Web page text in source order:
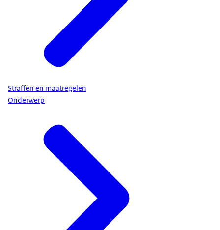
Straffen en maatregelen
Onderwerp